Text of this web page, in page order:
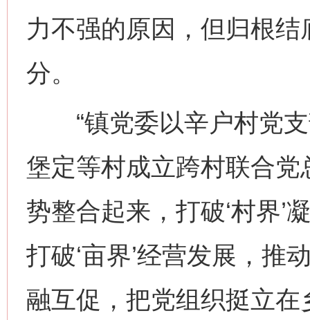
力不强的原因，但归根
分。
“镇党委以辛户村党支
堡定等村成立跨村联合
势整合起来，打破‘村界’
打破‘亩界’经营发展，推
融互促，把党组织挺立在